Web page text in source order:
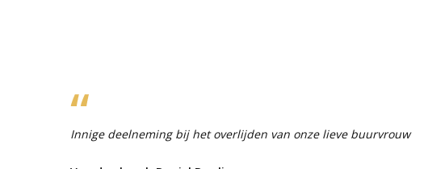
Innige deelneming bij het overlijden van onze lieve buurvrouw